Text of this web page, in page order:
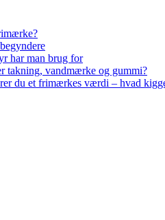
har man brug for
takning, vandmærke og gummi?
du et frimærkes værdi – hvad